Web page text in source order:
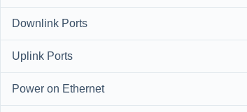
Downlink Ports
Uplink Ports
Power on Ethernet